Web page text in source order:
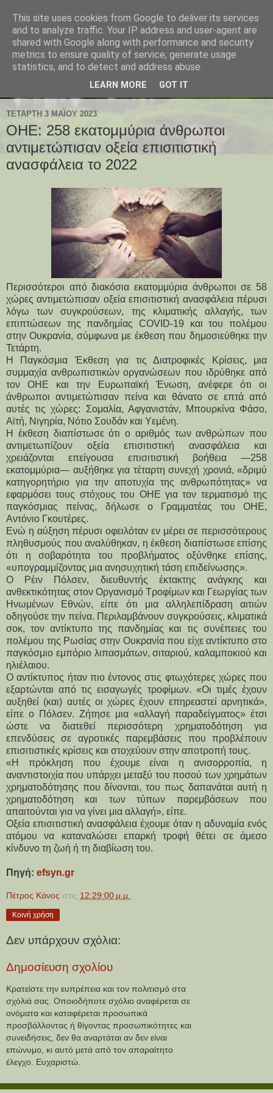
ΤΕΤΆΡΤΗ 3 ΜΑΪ́ΟΥ 2023
ΟΗΕ: 258 εκατομμύρια άνθρωποι
αντιμετώπισαν οξεία επισιτιστική
ανασφάλεια το 2022
Περισσότεροι από διακόσια εκατομμύρια άνθρωποι σε 58
χώρες αντιμετώπισαν οξεία επισιτιστική ανασφάλεια πέρυσι
λόγω των συγκρούσεων, της κλιματικής αλλαγής, των
επιπτώσεων της πανδημίας COVID-19 και του πολέμου
στην Ουκρανία, σύμφωνα με έκθεση που δημοσιεύθηκε την
Τετάρτη.
Η Παγκόσμια Έκθεση για τις Διατροφικές Κρίσεις, μια
συμμαχία ανθρωπιστικών οργανώσεων που ιδρύθηκε από
τον ΟΗΕ και την Ευρωπαϊκή Ένωση, ανέφερε ότι οι
άνθρωποι αντιμετώπισαν πείνα και θάνατο σε επτά από
αυτές τις χώρες: Σομαλία, Αφγανιστάν, Μπουρκίνα Φάσο,
Αϊτή, Νιγηρία, Νότιο Σουδάν και Υεμένη.
Η έκθεση διαπίστωσε ότι ο αριθμός των ανθρώπων που
αντιμετωπίζουν οξεία επισιτιστική ανασφάλεια και
χρειάζονται επείγουσα επισιτιστική βοήθεια —258
εκατομμύρια— αυξήθηκε για τέταρτη συνεχή χρονιά, «δριμύ
κατηγορητήριο για την αποτυχία της ανθρωπότητας» να
εφαρμόσει τους στόχους του ΟΗΕ για τον τερματισμό της
παγκόσμιας πείνας, δήλωσε ο Γραμματέας του ΟΗΕ,
Αντόνιο Γκουτέρες.
Ενώ η αύξηση πέρυσι οφειλόταν εν μέρει σε περισσότερους
πληθυσμούς που αναλύθηκαν, η έκθεση διαπίστωσε επίσης
ότι η σοβαρότητα του προβλήματος οξύνθηκε επίσης,
«υπογραμμίζοντας μια ανησυχητική τάση επιδείνωσης».
Ο Ρέιν Πόλσεν, διευθυντής έκτακτης ανάγκης και
ανθεκτικότητας στον Οργανισμό Τροφίμων και Γεωργίας των
Ηνωμένων Εθνών, είπε ότι μια αλληλεπίδραση αιτιών
οδηγούσε την πείνα. Περιλαμβάνουν συγκρούσεις, κλιματικά
σοκ, τον αντίκτυπο της πανδημίας και τις συνέπειες του
πολέμου της Ρωσίας στην Ουκρανία που είχε αντίκτυπο στο
παγκόσμιο εμπόριο λιπασμάτων, σιταριού, καλαμποκιού και
ηλιέλαιου.
Ο αντίκτυπος ήταν πιο έντονος στις φτωχότερες χώρες που
εξαρτώνται από τις εισαγωγές τροφίμων. «Οι τιμές έχουν
αυξηθεί (και) αυτές οι χώρες έχουν επηρεαστεί αρνητικά»,
είπε ο Πόλσεν. Ζήτησε μια «αλλαγή παραδείγματος» έτσι
ώστε να διατεθεί περισσότερη χρηματοδότηση για
επενδύσεις σε αγροτικές παρεμβάσεις που προβλέπουν
επισιτιστικές κρίσεις και στοχεύουν στην αποτροπή τους.
«Η πρόκληση που έχουμε είναι η ανισορροπία, η
αναντιστοιχία που υπάρχει μεταξύ του ποσού των χρημάτων
χρηματοδότησης που δίνονται, του πως δαπανάται αυτή η
χρηματοδότηση και των τύπων παρεμβάσεων που
απαιτούνται για να γίνει μια αλλαγή», είπε.
Οξεία επισιτιστική ανασφάλεια έχουμε όταν η αδυναμία ενός
ατόμου να καταναλώσει επαρκή τροφή θέτει σε άμεσο
κίνδυνο τη ζωή ή τη διαβίωση του.
Πηγή: efsyn.gr
Πέτρος Κάνος στις 12:29:00 μ.μ.
Κοινή χρήση
Δεν υπάρχουν σχόλια:
Δημοσίευση σχολίου
Κρατείστε την ευπρέπεια και τον πολιτισμό στα
σχόλιά σας. Οποιοδήποτε σχόλιο αναφέρεται σε
ονόματα και καταφέρεται προσωπικά
προσβάλλοντας ή θίγοντας προσωπικότητες και
συνειδήσεις, δεν θα αναρτάται αν δεν είναι
επώνυμο, κι αυτό μετά από τον απαραίτητο
έλεγχο. Ευχαριστώ.
This site uses cookies from Google to deliver its services
and to analyze traffic. Your IP address and user-agent are
shared with Google along with performance and security
metrics to ensure quality of service, generate usage
statistics, and to detect and address abuse.
LEARN MORE GOT IT